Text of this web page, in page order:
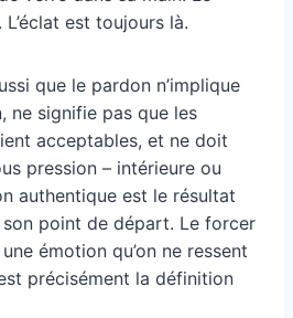
est toujours là.
que le pardon n’implique
ne signifie pas que les
acceptables, et ne doit
pression – intérieure ou
authentique est le résultat
son point de départ. Le forcer
émotion qu’on ne ressent
précisément la définition